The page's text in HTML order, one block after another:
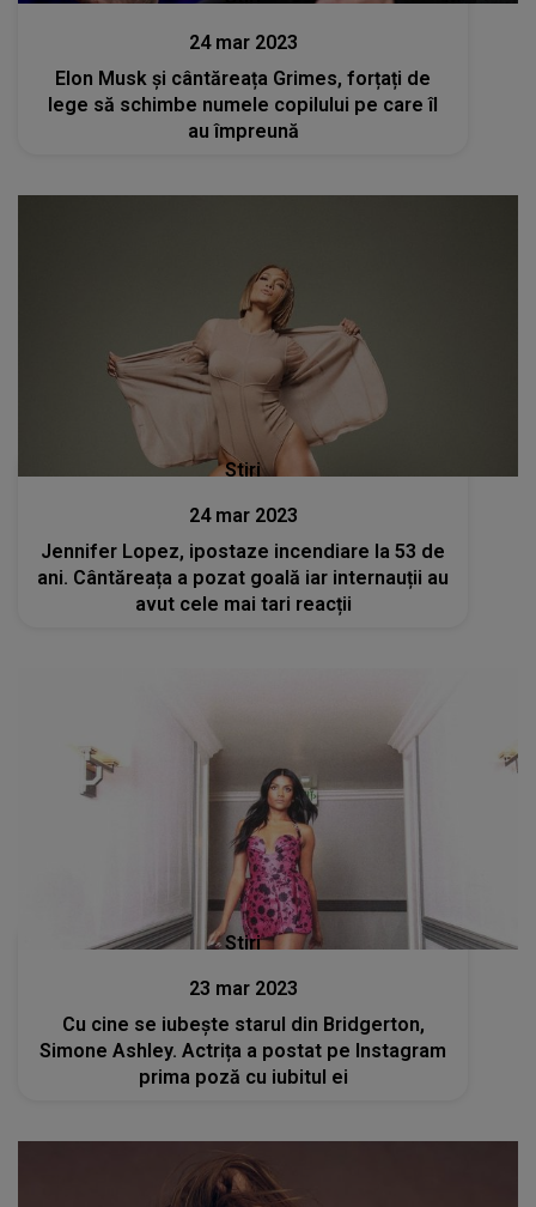
24 mar 2023
Elon Musk și cântăreața Grimes, forțați de
lege să schimbe numele copilului pe care îl
au împreună
Stiri
24 mar 2023
Jennifer Lopez, ipostaze incendiare la 53 de
ani. Cântăreața a pozat goală iar internauții au
avut cele mai tari reacții
Stiri
23 mar 2023
Cu cine se iubește starul din Bridgerton,
Simone Ashley. Actrița a postat pe Instagram
prima poză cu iubitul ei